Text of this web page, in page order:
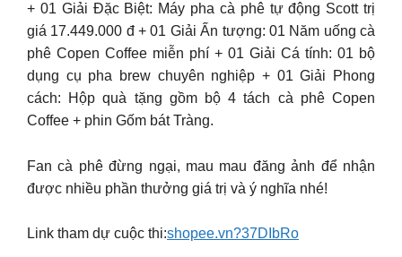
+ 01 Giải Đặc Biệt: Máy pha cà phê tự động Scott trị
giá 17.449.000 đ + 01 Giải Ấn tượng: 01 Năm uống cà
phê Copen Coffee miễn phí + 01 Giải Cá tính: 01 bộ
dụng cụ pha brew chuyên nghiệp + 01 Giải Phong
cách: Hộp quà tặng gồm bộ 4 tách cà phê Copen
Coffee + phin Gốm bát Tràng.
Fan cà phê đừng ngại, mau mau đăng ảnh để nhận
được nhiều phần thưởng giá trị và ý nghĩa nhé!
Link tham dự cuộc thi:shopee.vn?37DIbRo